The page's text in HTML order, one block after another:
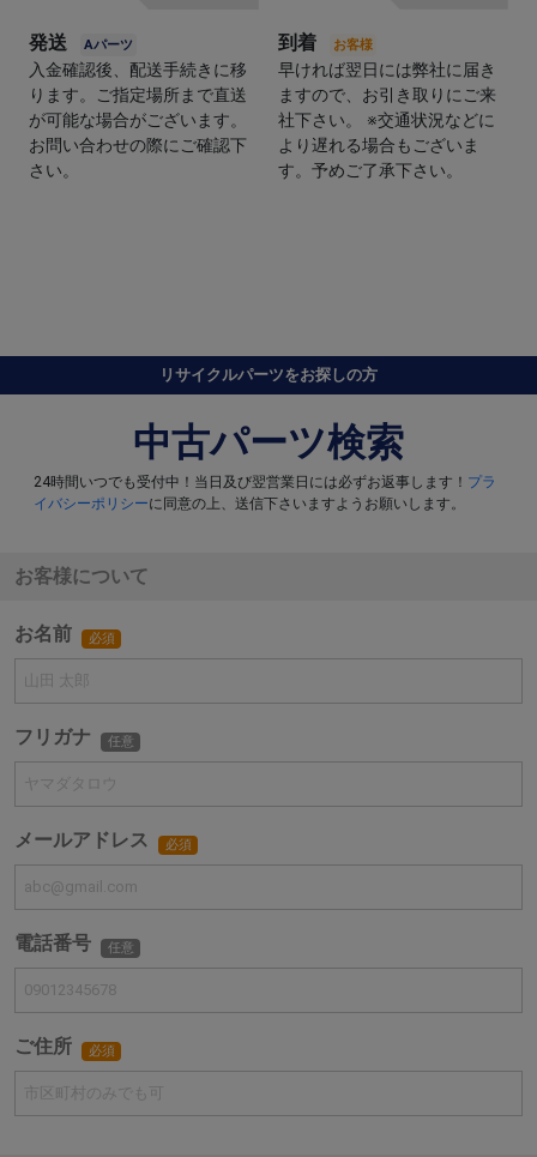
発送
入金確認後、配送手続きに移
ります。ご指定場所まで直送
が可能な場合がございます。
お問い合わせの際にご確認下
さい。
到着
早ければ翌日には弊社に届き
ますので、お引き取りにご来
社下さい。 ※交通状況などに
より遅れる場合もございま
す。予めご了承下さい。
リサイクルパーツをお探しの方
中古パーツ検索
24時間いつでも受付中！当日及び翌営業日には必ずお返事します！ プラ
イバシーポリシーに同意の上、送信下さいますようお願いします。
お客様について
お名前 必須
フリガナ 任意
メールアドレス 必須
電話番号 任意
ご住所 必須